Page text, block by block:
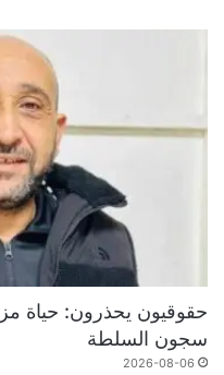
حقوقيون يحذرون: حياة
سجون السلطة
2026-08-06